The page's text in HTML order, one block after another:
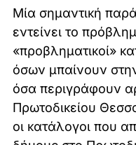
Μία σημαντική
εντείνει το
«προβληματικοί»
όσων μπαίνουν
όσα περιγράφουν
Πρωτοδικείου
οι κατάλογοι που